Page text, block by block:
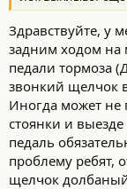
Здравствуйте, у
задним ходом на
педали тормоза
звонкий щелчок
Иногда может не
стоянки и
педаль
проблему ребят,
щелчок